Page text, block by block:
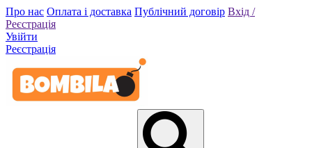
Про нас Оплата і доставка Публічний договір Вхід /
Реєстрація
Увійти
Реєстрація